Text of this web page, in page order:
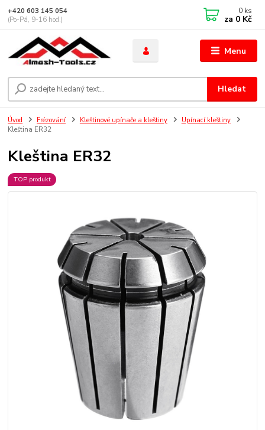
Menu
Hledat
+420 603 145 054
(Po-Pá, 9-16 hod.)
0 ks
za 0 Kč
Úvod Frézování Kleštinové upínače a kleštiny
Upínací kleštiny
Kleština ER32
Kleština ER32
TOP produkt